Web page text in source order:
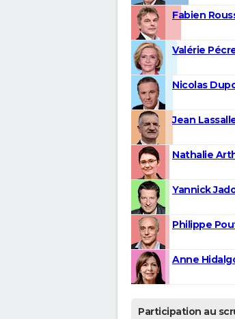
Fabien
Valérie
Nicolas
Jean
Nathalie
Yannick
Philippe
Anne
Participation au